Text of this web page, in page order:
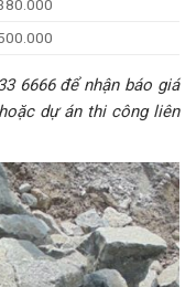
6666 để nhận báo giá
dự án thi công liên